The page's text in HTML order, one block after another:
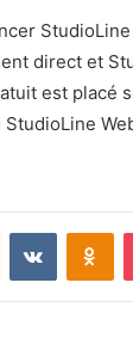
direct et
est placé
VKontakte